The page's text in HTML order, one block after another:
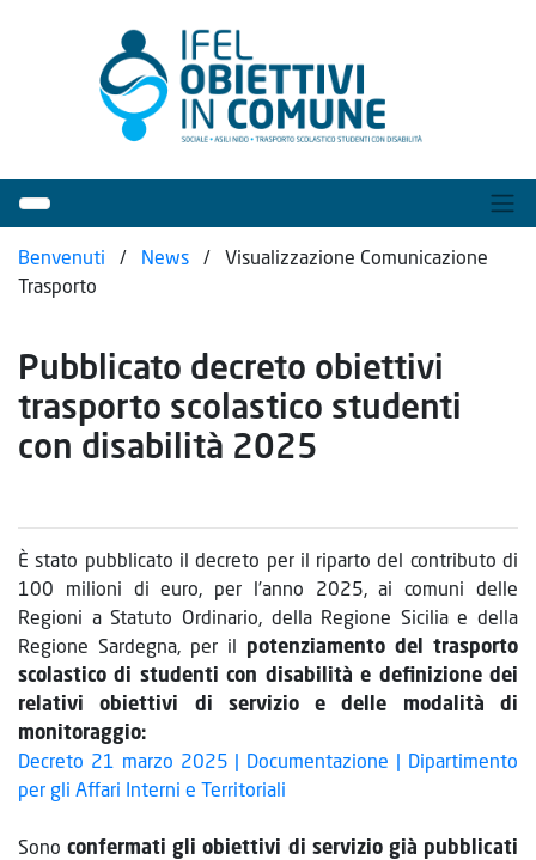
Benvenuti / News / Visualizzazione Comunicazione
Trasporto
Pubblicato decreto obiettivi
trasporto scolastico studenti
con disabilità 2025
È stato pubblicato il decreto per il riparto del contributo di
100 milioni di euro, per l’anno 2025, ai comuni delle
Regioni a Statuto Ordinario, della Regione Sicilia e della
Regione Sardegna, per il
potenziamento del trasporto
scolastico di studenti con disabilità e definizione dei
relativi obiettivi di servizio e delle modalità di
monitoraggio:
Decreto 21 marzo 2025 | Documentazione | Dipartimento
per gli Affari Interni e Territoriali
Sonoconfermati gli obiettivi di servizio già pubblicati